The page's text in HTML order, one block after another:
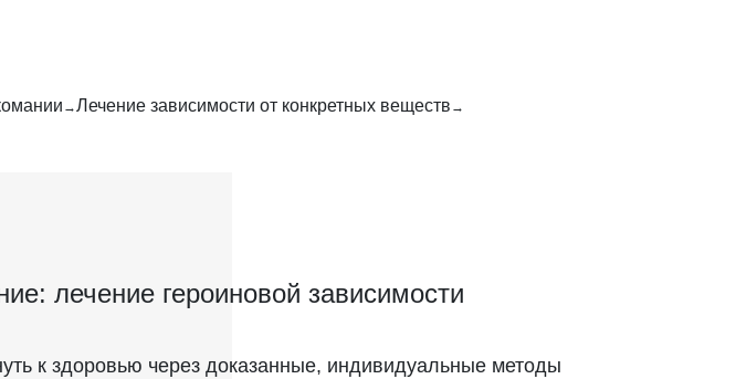
Лечение зависимости от конкретных веществ
лечение героиновой зависимости
к здоровью через доказанные, индивидуальные методы